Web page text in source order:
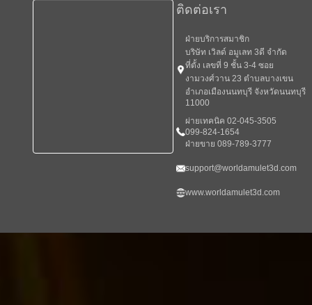
ติดต่อเรา
ฝ่ายบริการสมาชิก
บริษัท เวิลด์ อมูเลท 3ดี จำกัด
ที่ตั้ง เลขที่ 9 ชั้น 3-4 ซอย
งามวงศ์วาน 23 ตำบลบางเขน
อำเภอเมืองนนทบุรี จังหวัดนนทบุรี
11000
ผ่ายเทคนิค 02-045-3505
099-824-1654
ฝ่ายขาย 089-789-3777
support@worldamulet3d.com
www.worldamulet3d.com